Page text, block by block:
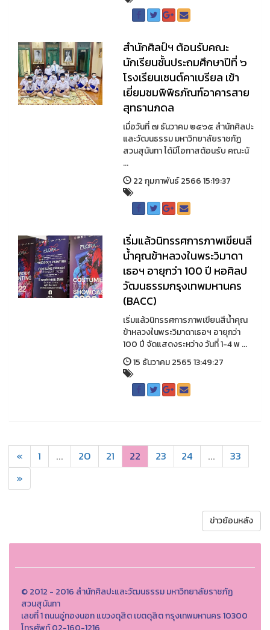
สำนักศิลป์ฯ ต้อนรับคณะ
นักเรียนชั้นประถมศึกษาปีที่ ๖
โรงเรียนเซนต์คาเบรียล เข้า
เยี่ยมชมพิพิธภัณฑ์อาคารสาย
สุทธานภดล
เมื่อวันที่ ๗ ธันวาคม ๒๕๖๕ สำนักศิลปะ
และวัฒนธรรม มหาวิทยาลัยราชภัฏ
สวนสุนันทา ได้มีโอกาสต้อนรับ คณะนั
...
22 กุมภาพันธ์ 2566 15:19:37
เริ่มแล้วนิทรรศการภาพเขียนสี
น้ำคุณข้าหลวงในพระวิมาดา
เธอฯ อายุกว่า 100 ปี หอศิลป
วัฒนธรรมกรุงเทพมหานคร
(BACC)
เริ่มแล้วนิทรรศการภาพเขียนสีน้ำคุณ
ข้าหลวงในพระวิมาดาเธอฯ อายุกว่า
100 ปี จัดแสดงระหว่าง วันที่ 1-4 พ ...
15 ธันวาคม 2565 13:49:27
« 1 ... 20 21 22 23 24 ...
33
»
ข่าวย้อนหลัง
© 2012 - 2016 สำนักศิลปะและวัฒนธรรม มหาวิทยาลัยราชภัฏ
สวนสุนันทา
เลขที่ 1 ถนนอู่ทองนอก แขวงดุสิต เขตดุสิต กรุงเทพมหานคร 10300